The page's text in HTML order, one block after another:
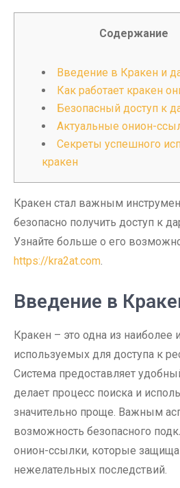
Содержание
Введение в Кракен и
Как работает кракен
Безопасный доступ к
Актуальные онион-
Секреты успешного
кракен
Кракен стал важным
безопасно получить доступ к
Узнайте больше о его
https://kra2at.com.
Введение в
Кракен – это одна из наиболее
используемых для доступа к
Система предоставляет
делает процесс поиска и
значительно проще. Важным
возможность безопасного
онион-ссылки, которые
нежелательных последствий.